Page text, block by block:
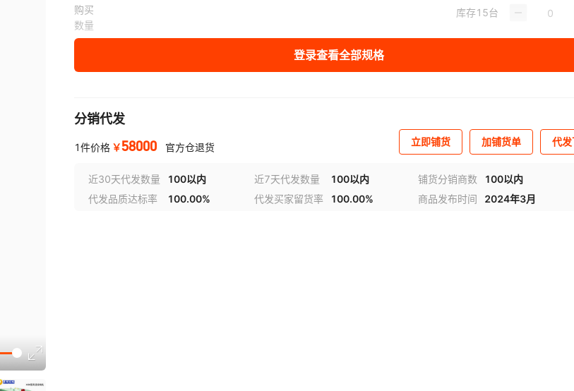
购买
数量
库存15台
登录查看全部规格
分销代发
1件价格 ￥58000 官方仓退货 立即铺货 加铺货单 代
近30天代发数量 100以内 近7天代发数量 100以内 铺货分销商数
100以内
代发品质达标率
100.00% 代发买家留货率 100.00% 商品发布时间 2024年3月